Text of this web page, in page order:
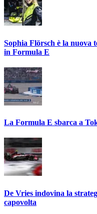
Sophia Flörsch è la nuova
in Formula E
La Formula E sbarca a
De Vries indovina la
capovolta